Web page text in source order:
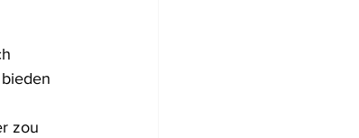
zou